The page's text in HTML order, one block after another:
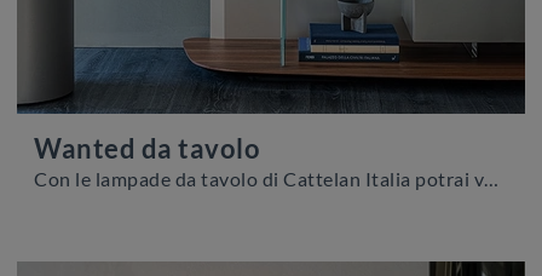
Wanted da tavolo
Con le lampade da tavolo di Cattelan Italia potrai valorizzare i tuoi locali: clicca e scopri Wanted da tavolo!